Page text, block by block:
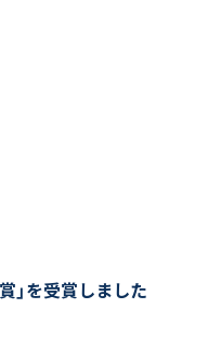
」を受賞しました